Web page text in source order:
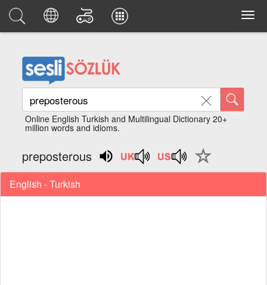
Online English Turkish and Multilingual Dictionary 20+
million words and idioms.
preposterous
English - Turkish